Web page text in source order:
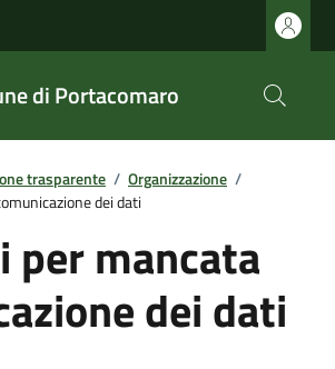
di Portacomaro
trasparente / Organizzazione /
dei dati
per mancata
dei dati